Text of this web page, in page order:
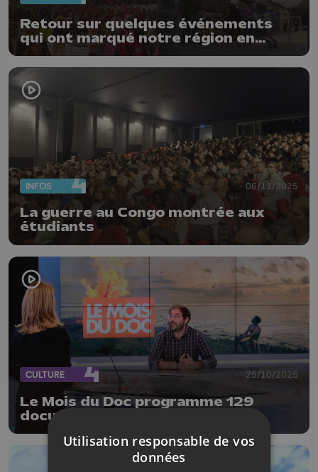
Retour sur quelques événements
qui ont marqué notre région en
2025
INFOS 06/11/2025
La guerre au Congo montrée aux
étudiants
CULTURE 25/10/2025
Le Mois du Doc programme 129
documentaires du 1er au 30
novembre
Utilisation responsable de vos
données